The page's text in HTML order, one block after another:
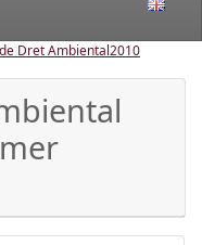
Dret Ambiental2010